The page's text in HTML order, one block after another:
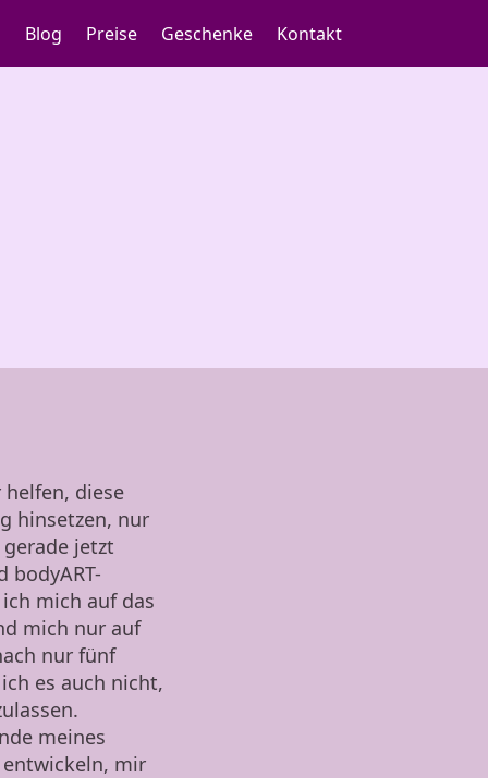
Blog Preise Geschenke Kontakt
diese
hinsetzen, nur
jetzt
bodyART-
mich auf das
mich nur auf
nur fünf
es auch nicht,
meines
entwickeln, mir